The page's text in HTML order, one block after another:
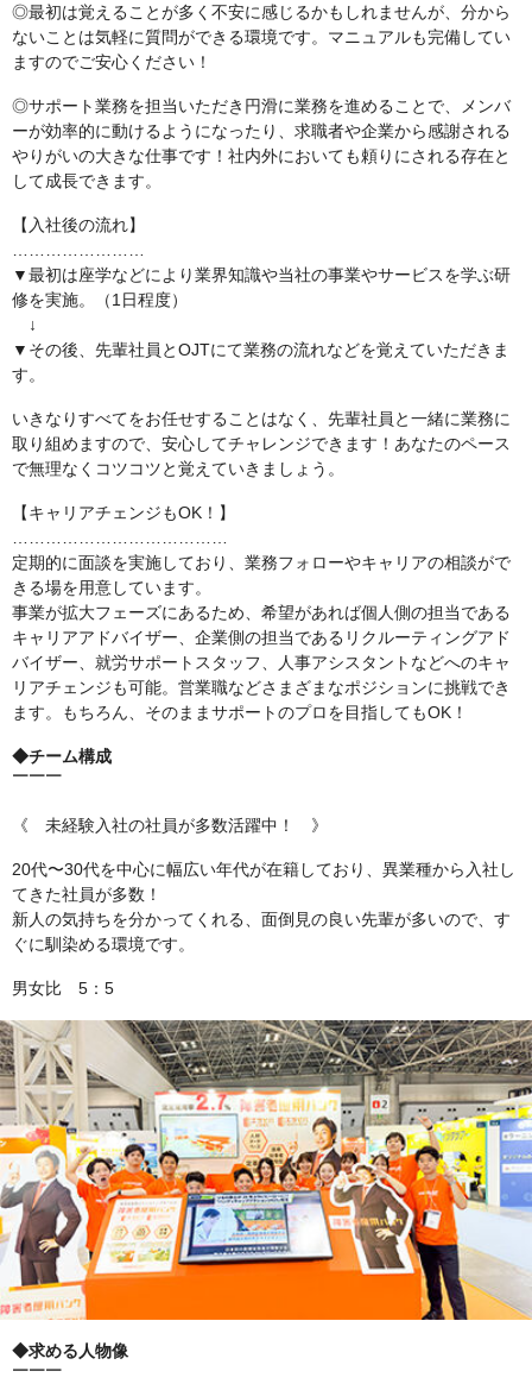
◎最初は覚えることが多く不安に感じるかもしれませんが、分から
ないことは気軽に質問ができる環境です。マニュアルも完備してい
ますのでご安心ください！
◎サポート業務を担当いただき円滑に業務を進めることで、メンバ
ーが効率的に動けるようになったり、求職者や企業から感謝される
やりがいの大きな仕事です！社内外においても頼りにされる存在と
して成長できます。
【入社後の流れ】
▼最初は座学などにより業界知識や当社の事業やサービスを学ぶ研
修を実施。（1日程度）
↓
▼その後、先輩社員とOJTにて業務の流れなどを覚えていただきま
す。
いきなりすべてをお任せすることはなく、先輩社員と一緒に業務に
取り組めますので、安心してチャレンジできます！あなたのペース
で無理なくコツコツと覚えていきましょう。
【キャリアチェンジもOK！】
定期的に面談を実施しており、業務フォローやキャリアの相談がで
きる場を用意しています。
事業が拡大フェーズにあるため、希望があれば個人側の担当である
キャリアアドバイザー、企業側の担当であるリクルーティングアド
バイザー、就労サポートスタッフ、人事アシスタントなどへのキャ
リアチェンジも可能。営業職などさまざまなポジションに挑戦でき
ます。もちろん、そのままサポートのプロを目指してもOK！
◆チーム構成
￣￣￣
《 未経験入社の社員が多数活躍中！ 》
20代〜30代を中心に幅広い年代が在籍しており、異業種から入社し
てきた社員が多数！
新人の気持ちを分かってくれる、面倒見の良い先輩が多いので、す
ぐに馴染める環境です。
男女比 5：5
◆求める人物像
￣￣￣